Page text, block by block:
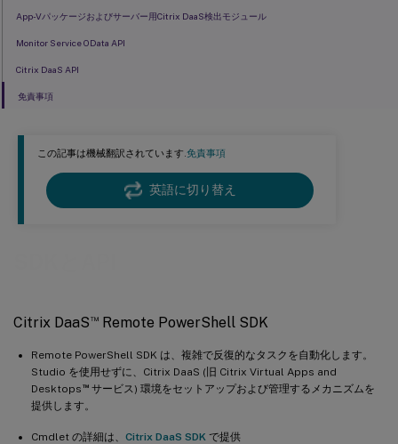
この記事は機械翻訳されています.免責事項
英語に切り替え
Citrix DaaS™Remote PowerShell SDK
Remote PowerShell SDK は、複雑で反復的なタスクを自動化します。
Studio を使用せずに、Citrix DaaS (旧 Citrix Virtual Apps and
Desktops ™サービス) 環境をセットアップおよび管理するメカニズムを
提供します。
Cmdlet の詳細は、 Citrix DaaS SDK で提供
App-Vパッケージおよびサーバー用Citrix DaaS検出モジュール
Monitor Service OData API
Citrix DaaS API
免責事項